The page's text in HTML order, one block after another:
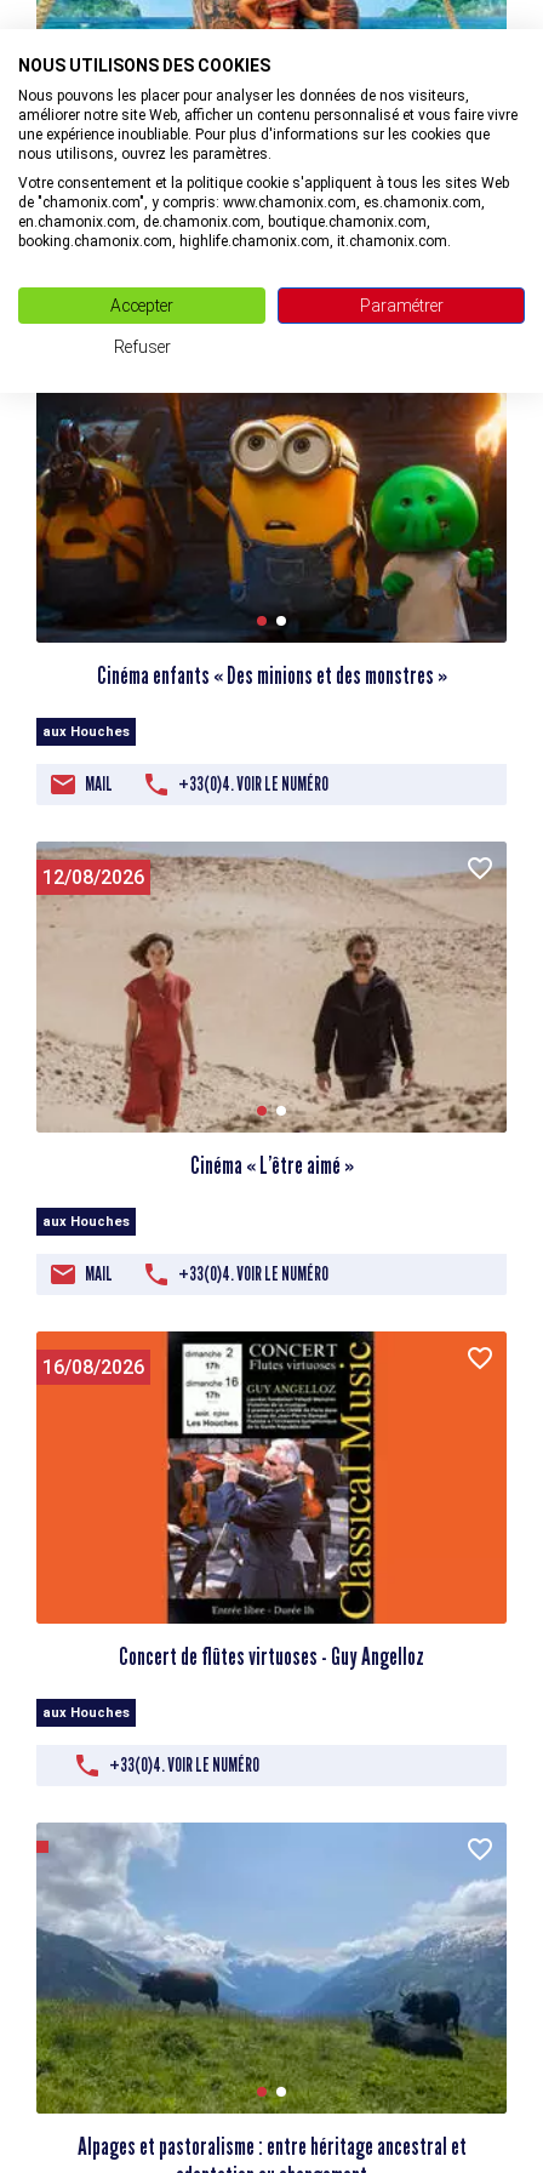
Cinéma enfants « Vaiana, la légende du bout du monde »
aux Houches
MAIL +33(0)4. VOIR LE NUMÉRO
Cinéma enfants « Des minions et des monstres »
aux Houches
MAIL +33(0)4. VOIR LE NUMÉRO
12/08/2026
Cinéma « L’être aimé »
aux Houches
MAIL +33(0)4. VOIR LE NUMÉRO
16/08/2026
Concert de flûtes virtuoses - Guy Angelloz
aux Houches
+33(0)4. VOIR LE NUMÉRO
Alpages et pastoralisme : entre héritage ancestral et
NOUS UTILISONS DES COOKIES
Nous pouvons les placer pour analyser les données de nos visiteurs,
améliorer notre site Web, afficher un contenu personnalisé et vous faire vivre
une expérience inoubliable. Pour plus d'informations sur les cookies que
nous utilisons, ouvrez les paramètres.
Votre consentement et la politique cookie s'appliquent à tous les sites Web
de "chamonix.com", y compris: www.chamonix.com, es.chamonix.com,
en.chamonix.com, de.chamonix.com, boutique.chamonix.com,
booking.chamonix.com, highlife.chamonix.com, it.chamonix.com.
Accepter Paramétrer
Refuser